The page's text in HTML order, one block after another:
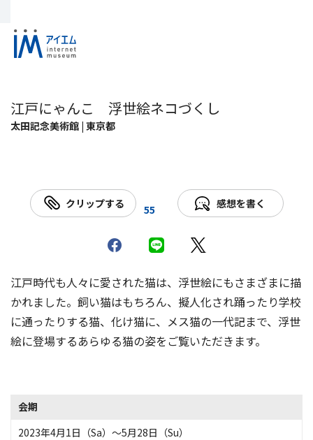
江戸にゃんこ 浮世絵ネコづくし
太田記念美術館 | 東京都
クリップする 55 感想を書く
江戸時代も人々に愛された猫は、浮世絵にもさまざまに描
かれました。飼い猫はもちろん、擬人化され踊ったり学校
に通ったりする猫、化け猫に、メス猫の一代記まで、浮世
絵に登場するあらゆる猫の姿をご覧いただきます。
会期
2023年4月1日（Sa）〜5月28日（Su）